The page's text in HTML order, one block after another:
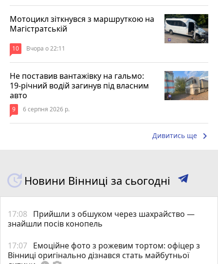
Мотоцикл зіткнувся з маршруткою на
Магістратській
10 Вчора о 22:11
Не поставив вантажівку на гальмо:
19-річний водій загинув під власним
авто
9 6 серпня 2026 р.
Дивитись ще keyboard_arrow_right
Новини Вінниці за сьогодні
17:08
Прийшли з обшуком через шахрайство —
знайшли посів конопель
17:07 Емоційне фото з рожевим тортом: офіцер з
Вінниці оригінально дізнався стать майбутньої